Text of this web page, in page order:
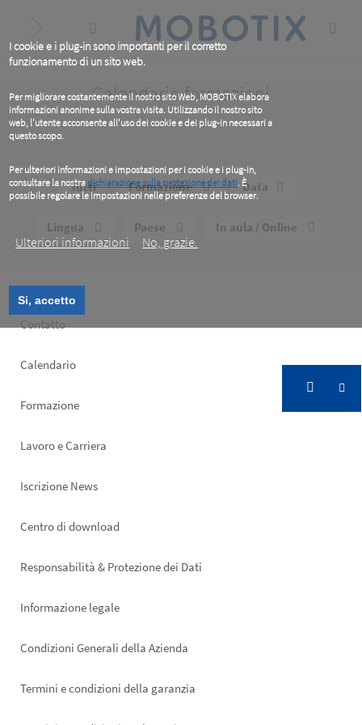
I cookie e i plug-in sono importanti per il corretto
funzionamento di un sito web.
Per migliorare costantemente il nostro sito Web, MOBOTIX elabora
informazioni anonime sulla vostra visita. Utilizzando il nostro sito
web, l'utente acconsente all'uso dei cookie e dei plug-in necessari a
questo scopo.
Per ulteriori informazioni e impostazioni per i cookie e i plug-in,
consultare la nostradichiarazione sulla protezione dei dati. È
possibile regolare le impostazioni nelle preferenze del browser.
Ulteriori informazioni
No, grazie.
Si, accetto
content
Calendario formazioni
Tutti Formazione Data
Lingua Paese In aula / Online
Footer
Contatto
Calendario
Formazione
Lavoro e Carriera
Iscrizione News
Footer
Centro di download
Responsabilità & Protezione dei Dati
Informazione legale
Condizioni Generali della Azienda
Termini e condizioni della garanzia